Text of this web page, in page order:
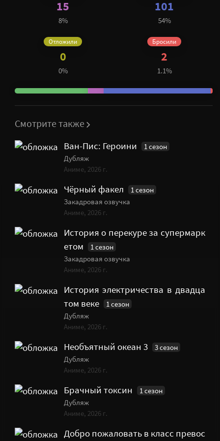
15
8%
101
54%
Отложили
0
0%
Бросили
2
1.1%
Смотрите также
Ван-Пис: Героини
1 сезон
Дубляж
Аниме, 2026 г.
Чёрный факел
1 сезон
Закадровая озвучка
Аниме, 2026 г.
История о перекуре за супермарк
етом
1 сезон
Закадровая озвучка
Аниме, 2026 г.
История электричества в двадца
том веке
1 сезон
Дубляж
Аниме, 2026 г.
Необъятный океан 3
3 сезон
Дубляж
Аниме, 2026 г.
Брачный токсин
1 сезон
Дубляж
Аниме, 2026 г.
Добро пожаловать в класс превос